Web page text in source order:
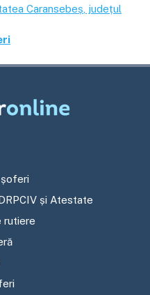
Caransebeș , județul
și Atestate
rutiere